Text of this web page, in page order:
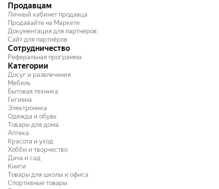
Продавцам
Личный кабинет продавца
Продавайте на Маркете
Документация для партнёров
Сайт для партнёров
Сотрудничество
Реферальная программа
Категории
Досуг и развлечения
Мебель
Бытовая техника
Гигиена
Электроника
Одежда и обувь
Товары для дома
Аптека
Красота и уход
Хобби и творчество
Дача и сад
Книги
Товары для школы и офиса
Спортивные товары